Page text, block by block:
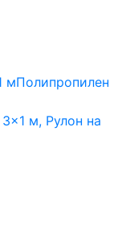
мПолипропилен
м, Рулон на